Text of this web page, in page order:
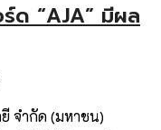
ด “AJA” มีผล
จำกัด (มหาชน)